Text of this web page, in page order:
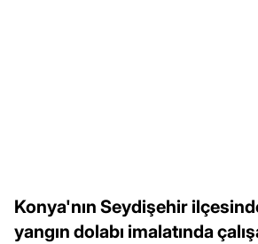
Konya'nın Seydişehir
yangın dolabı imalatında